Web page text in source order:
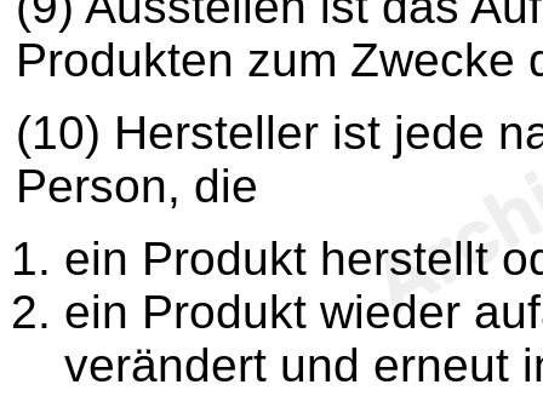
Produkten zum Zwecke
(10) Hersteller ist jede
Person, die
ein Produkt herstellt
ein Produkt wieder
verändert und erneut